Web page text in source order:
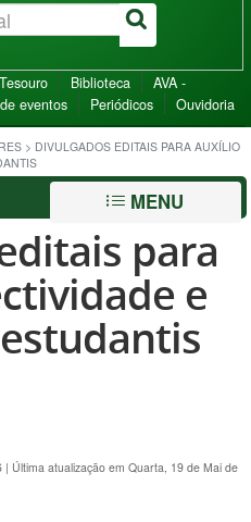
Biblioteca
AVA -
eventos Periódicos Ouvidoria
> DIVULGADOS EDITAIS PARA AUXÍLIO
MENU
para
e
| Última atualização em Quarta, 19 de Mai de